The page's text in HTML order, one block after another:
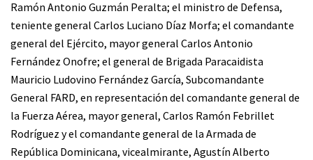
Ramón Antonio Guzmán Peralta; el ministro de Defensa,
teniente general Carlos Luciano Díaz Morfa; el comandante
general del Ejército, mayor general Carlos Antonio
Fernández Onofre; el general de Brigada Paracaidista
Mauricio Ludovino Fernández García, Subcomandante
General FARD, en representación del comandante general de
la Fuerza Aérea, mayor general, Carlos Ramón Febrillet
Rodríguez y el comandante general de la Armada de
República Dominicana, vicealmirante, Agustín Alberto